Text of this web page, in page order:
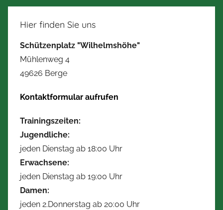
Hier finden Sie uns
Schützenplatz "Wilhelmshöhe"
Mühlenweg 4
49626 Berge
Kontaktformular aufrufen
Trainingszeiten:
Jugendliche:
jeden Dienstag ab 18:00 Uhr
Erwachsene:
jeden Dienstag ab 19:00 Uhr
Damen:
jeden 2.Donnerstag ab 20:00 Uhr